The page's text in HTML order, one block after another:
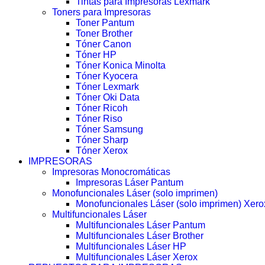
Toners para Impresoras
Toner Pantum
Toner Brother
Tóner Canon
Tóner HP
Tóner Konica Minolta
Tóner Kyocera
Tóner Lexmark
Tóner Oki Data
Tóner Ricoh
Tóner Riso
Tóner Samsung
Tóner Sharp
Tóner Xerox
IMPRESORAS
Impresoras Monocromáticas
Impresoras Láser Pantum
Monofuncionales Láser (solo imprimen)
Monofuncionales Láser (solo imprimen)
Multifuncionales Láser
Multifuncionales Láser Pantum
Multifuncionales Láser Brother
Multifuncionales Láser HP
Multifuncionales Láser Xerox